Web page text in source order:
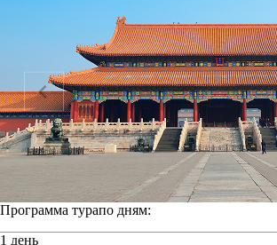
Программа турапо дням:
1 день